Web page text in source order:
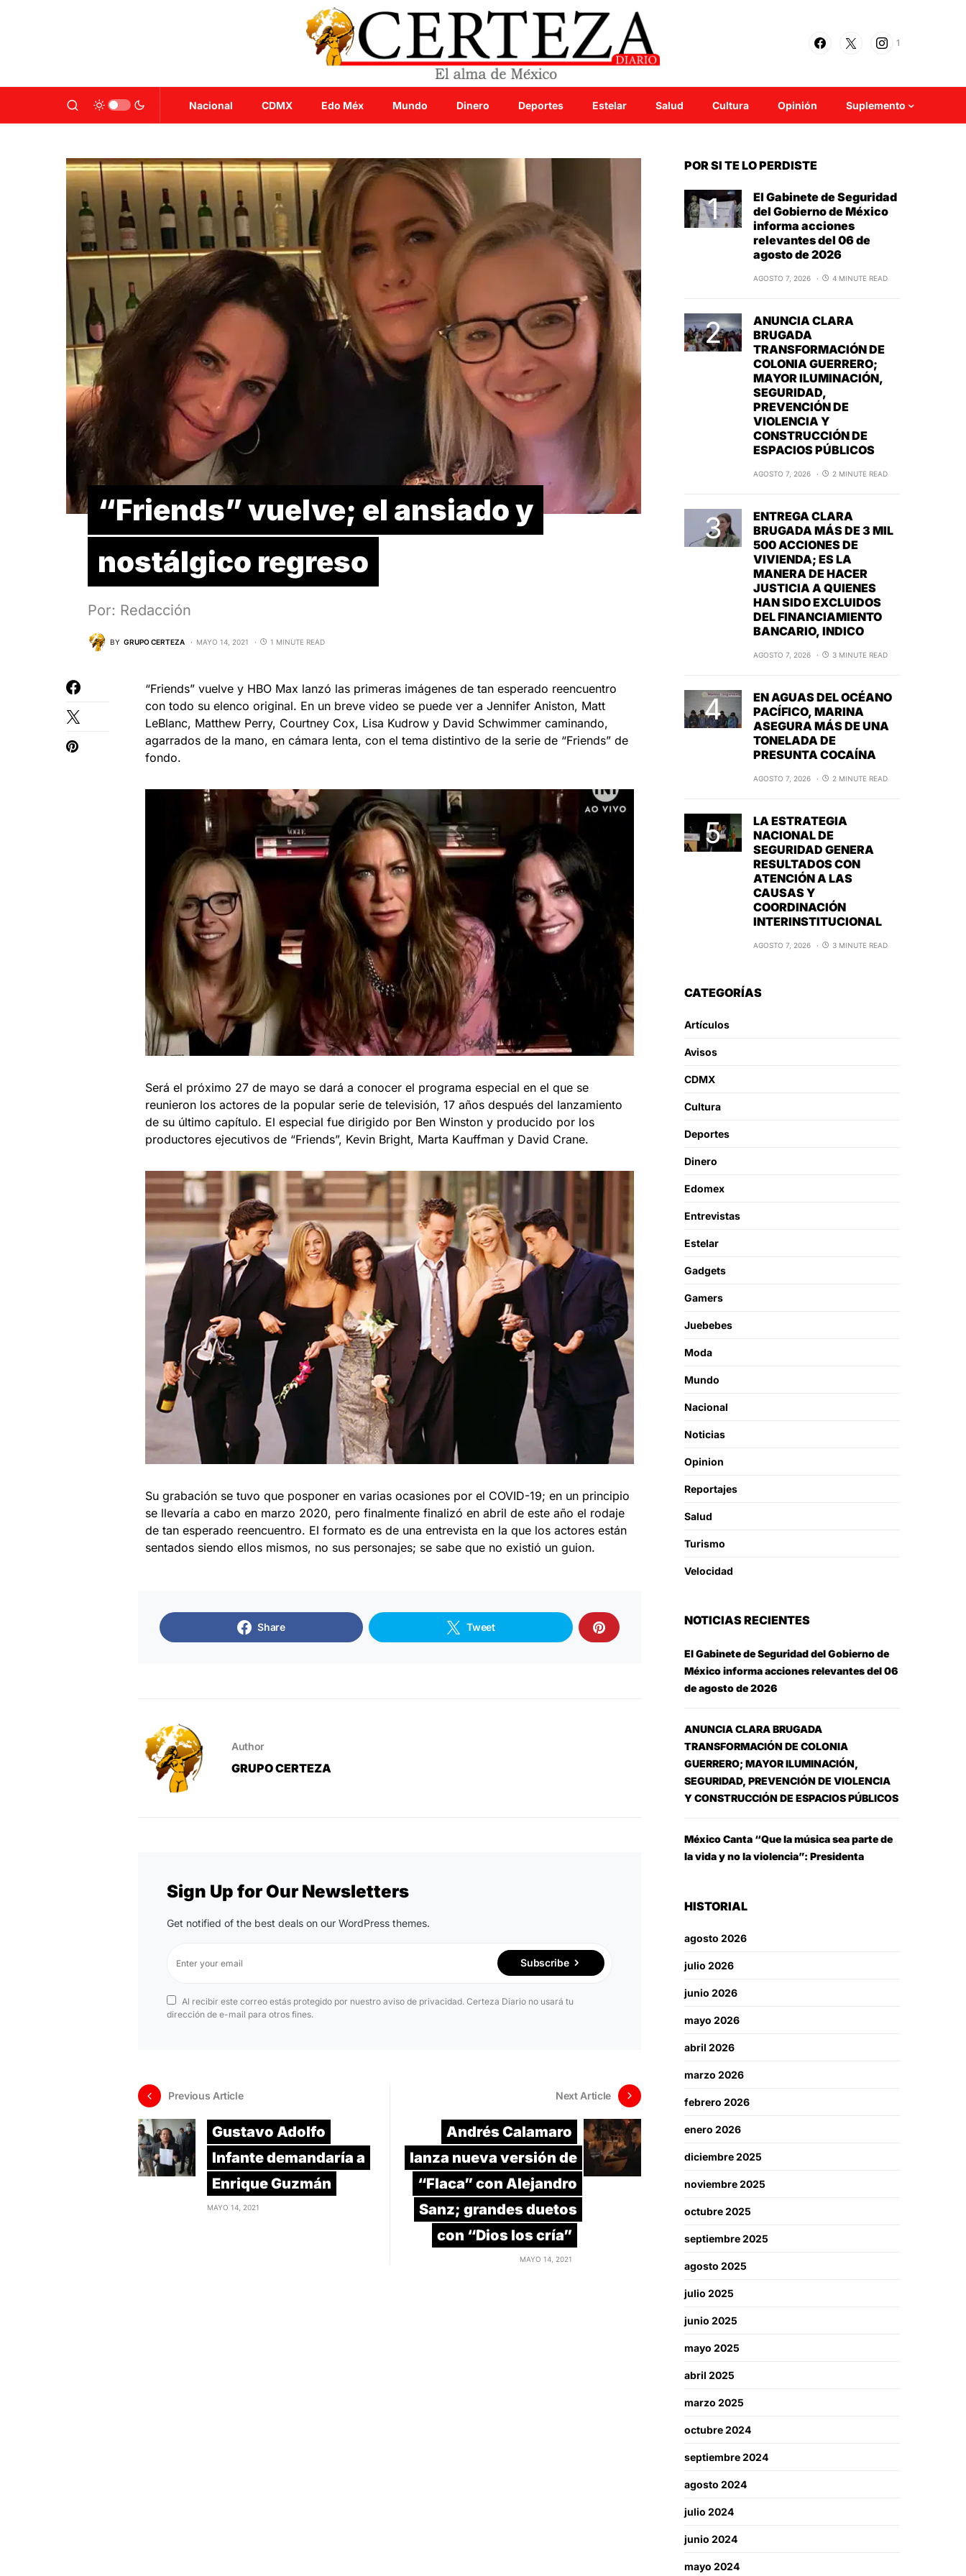
1
Nacional CDMX Edo Méx Mundo Dinero Deportes Estelar Salud Cultura Opinión Suplemento
“Friends” vuelve; el ansiado y
nostálgico regreso
Por: Redacción
BY GRUPO CERTEZA MAYO 14, 2021 1 MINUTE READ
“Friends” vuelve y HBO Max lanzó las primeras imágenes de tan esperado reencuentro
con todo su elenco original. En un breve video se puede ver a Jennifer Aniston, Matt
LeBlanc, Matthew Perry, Courtney Cox, Lisa Kudrow y David Schwimmer caminando,
agarrados de la mano, en cámara lenta, con el tema distintivo de la serie de “Friends” de
fondo.
Será el próximo 27 de mayo se dará a conocer el programa especial en el que se
reunieron los actores de la popular serie de televisión, 17 años después del lanzamiento
de su último capítulo. El especial fue dirigido por Ben Winston y producido por los
productores ejecutivos de “Friends”, Kevin Bright, Marta Kauffman y David Crane.
Su grabación se tuvo que posponer en varias ocasiones por el COVID-19; en un principio
se llevaría a cabo en marzo 2020, pero finalmente finalizó en abril de este año el rodaje
de tan esperado reencuentro. El formato es de una entrevista en la que los actores están
sentados siendo ellos mismos, no sus personajes; se sabe que no existió un guion.
Share Tweet
Author
GRUPO CERTEZA
Sign Up for Our Newsletters
Get notified of the best deals on our WordPress themes.
Subscribe
Al recibir este correo estás protegido por nuestro aviso de privacidad. Certeza Diario no usará tu
dirección de e-mail para otros fines.
Previous Article
Gustavo Adolfo
Infante demandaría a
Enrique Guzmán
MAYO 14, 2021
Next Article
Andrés Calamaro
lanza nueva versión de
“Flaca” con Alejandro
Sanz; grandes duetos
con “Dios los cría”
MAYO 14, 2021
POR SI TE LO PERDISTE
El Gabinete de Seguridad
del Gobierno de México
informa acciones
relevantes del 06 de
agosto de 2026
AGOSTO 7, 2026 4 MINUTE READ
ANUNCIA CLARA
BRUGADA
TRANSFORMACIÓN DE
COLONIA GUERRERO;
MAYOR ILUMINACIÓN,
SEGURIDAD,
PREVENCIÓN DE
VIOLENCIA Y
CONSTRUCCIÓN DE
ESPACIOS PÚBLICOS
AGOSTO 7, 2026 2 MINUTE READ
ENTREGA CLARA
BRUGADA MÁS DE 3 MIL
500 ACCIONES DE
VIVIENDA; ES LA
MANERA DE HACER
JUSTICIA A QUIENES
HAN SIDO EXCLUIDOS
DEL FINANCIAMIENTO
BANCARIO, INDICO
AGOSTO 7, 2026 3 MINUTE READ
EN AGUAS DEL OCÉANO
PACÍFICO, MARINA
ASEGURA MÁS DE UNA
TONELADA DE
PRESUNTA COCAÍNA
AGOSTO 7, 2026 2 MINUTE READ
LA ESTRATEGIA
NACIONAL DE
SEGURIDAD GENERA
RESULTADOS CON
ATENCIÓN A LAS
CAUSAS Y
COORDINACIÓN
INTERINSTITUCIONAL
AGOSTO 7, 2026 3 MINUTE READ
CATEGORÍAS
Artículos
Avisos
CDMX
Cultura
Deportes
Dinero
Edomex
Entrevistas
Estelar
Gadgets
Gamers
Juebebes
Moda
Mundo
Nacional
Noticias
Opinion
Reportajes
Salud
Turismo
Velocidad
NOTICIAS RECIENTES
El Gabinete de Seguridad del Gobierno de
México informa acciones relevantes del 06
de agosto de 2026
ANUNCIA CLARA BRUGADA
TRANSFORMACIÓN DE COLONIA
GUERRERO; MAYOR ILUMINACIÓN,
SEGURIDAD, PREVENCIÓN DE VIOLENCIA
Y CONSTRUCCIÓN DE ESPACIOS PÚBLICOS
México Canta “Que la música sea parte de
la vida y no la violencia”: Presidenta
HISTORIAL
agosto 2026
julio 2026
junio 2026
mayo 2026
abril 2026
marzo 2026
febrero 2026
enero 2026
diciembre 2025
noviembre 2025
octubre 2025
septiembre 2025
agosto 2025
julio 2025
junio 2025
mayo 2025
abril 2025
marzo 2025
octubre 2024
septiembre 2024
agosto 2024
julio 2024
junio 2024
mayo 2024